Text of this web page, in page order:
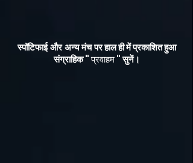
स्पॉटिफाई और अन्य मंच परहाल ही में प्रकाशित हुआ
संग्राहिक " प्रवाहम "सुनें।